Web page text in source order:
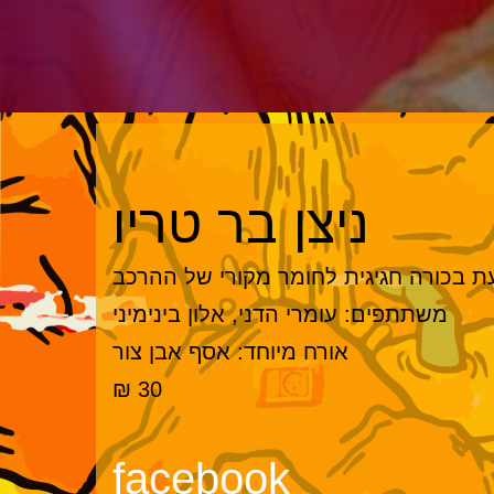
ניצן בר טריו
בכורה חגיגית לחומר מקורי של ההרכב
משתתפים: עומרי הדני, אלון בינימיני
אורח מיוחד: אסף אבן צור
30 ₪
facebook